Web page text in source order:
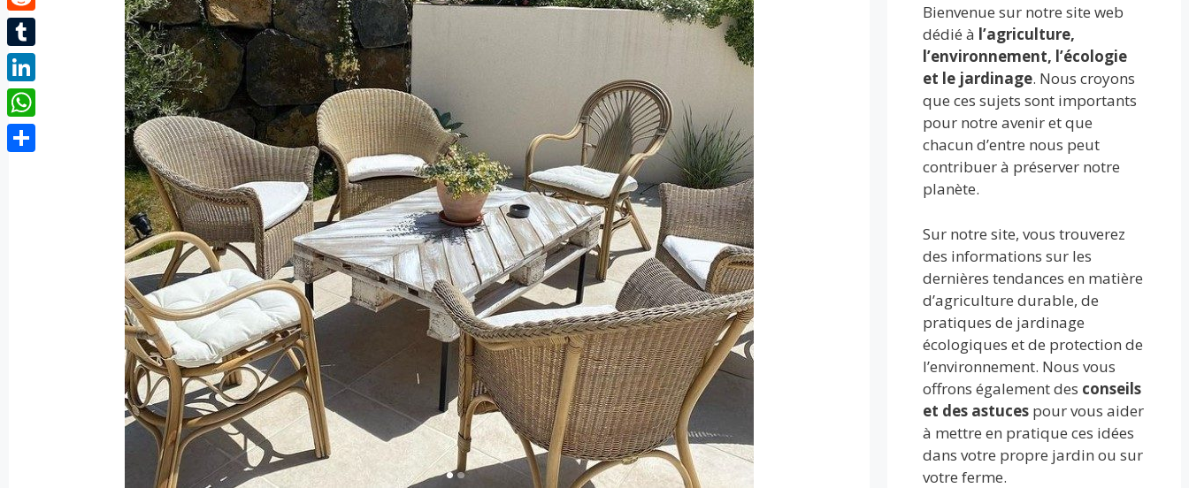
Bienvenue sur notre site web
dédié à l’agriculture,
l’environnement, l’écologie
et le jardinage. Nous croyons
que ces sujets sont importants
pour notre avenir et que
chacun d’entre nous peut
contribuer à préserver notre
planète.
Sur notre site, vous trouverez
des informations sur les
dernières tendances en matière
d’agriculture durable, de
pratiques de jardinage
écologiques et de protection de
l’environnement. Nous vous
offrons également des conseils
et des astuces pour vous aider
à mettre en pratique ces idées
dans votre propre jardin ou sur
votre ferme.
Reddit
Tumblr
LinkedIn
WhatsApp